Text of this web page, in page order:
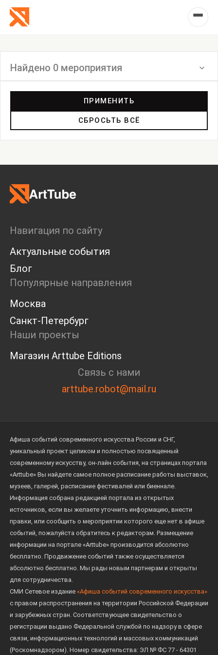
Найдено 0 мероприятия
Дискуссия
Пост-релиз
Пресс-конференция
Ярмарка
Open call
Экскурсия
Дискуссия
Cosmoscow 2024
Blazar 2024
Встречи
Круглый стол
ПРИМЕНИТЬ
СБРОСЬТЬ ВСЁ
Навигация по сайту
Актуальные события
Блог
Популярные направления
Москва
Санкт-Петербург
Наши проекты
Магазин Arttube Editions
Связь с нами
arttube.robot@mail.ru
Афиша событий современного искусства России и СНГ,
уникальный проект целиком и полностью посвященный
современному искусству, он-лайн события, на страницах портала
«Arttube» Вы найдете самое полное расписание работы выставок,
музеев, галерей, расписание фестивалей или биеннале.
Информация собрана редакцией портала из открытых
источников, если вы желаете уточнить информацию, внести
правки, или сообщить о мероприятии которого еще нет в афише
событий, пожалуйста обратитесь к редакторам. Размещение
информации на портале «Arttube» производится абсолютно
бесплатно. Продвижение событий также осуществляется
абсолютно бесплатно. Мы рады новым партнерам и открыты
для сотрудничества.
СМИ Сетевое издание «Афиша событий современного искусства»
с правом распространения на территории Российской Федерации
и зарубежных стран. Соответствующее свидетельство о
регистрации выдано Федеральной службой по надзору в сфере
связи, информационных технологий и массовых коммуникаций
(Роскомнадзором). Номер свидетельства: ЭЛ № ФС 77 - 64301